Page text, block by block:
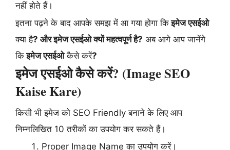
नहीं होते हैं।
इतना पढ़ने के बाद आपके समझ में आ गया होगा किइमेज एसईओ
क्या है? और इमेज एसईओ क्यों महत्वपूर्ण है? अब आगे आप जानेंगे
किइमेज एसईओकैसे करें?
इमेज एसईओ कैसे करें? (Image SEO
Kaise Kare)
किसी भी इमेज को SEO Friendly बनाने के लिए आप
निम्नलिखित 10 तरीकों का उपयोग कर सकते हैं।
Proper Image Name का उपयोग करें।